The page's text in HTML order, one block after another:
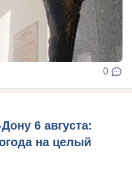
0
6 августа:
на целый